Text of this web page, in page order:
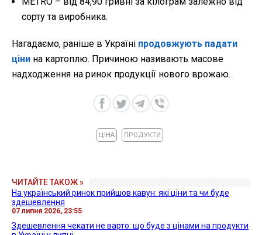
сорту та виробника.
Нагадаємо, раніше в Україні продовжують падати
ціни на картоплю. Причиною називають масове
надходження на ринок продукції нового врожаю.
ЦІНА ПРОДУКТИ
ЧИТАЙТЕ ТАКОЖ »
На український ринок прийшов кавун: які ціни та чи буде
здешевлення
07 липня 2026, 23:55
Здешевлення чекати не варто: що буде з цінами на продукти